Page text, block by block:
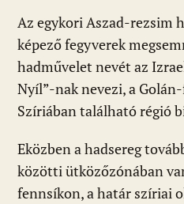
Az egykori Aszad-rezsim
képező fegyverek
hadművelet nevét az
Nyíl”-nak nevezi, a
Szíriában található régió
Eközben a hadsereg
közötti ütközőzónában
fennsíkon, a határ szíriai